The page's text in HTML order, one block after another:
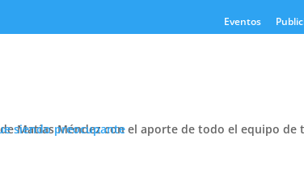
Eventos
Matías Méndez con el aporte de todo el equipo de
siendo preocupante